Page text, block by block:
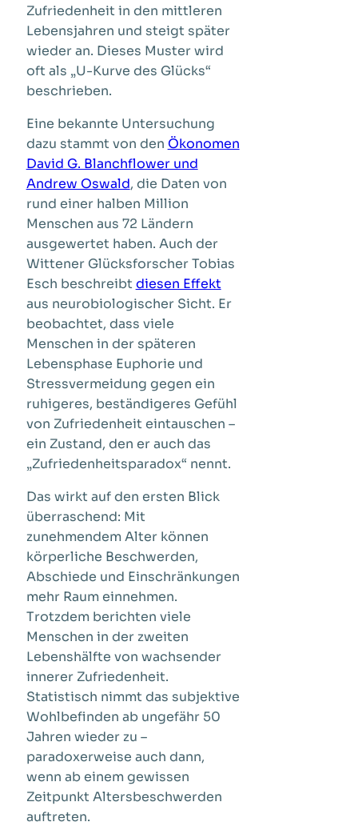
Zufriedenheit in den mittleren
Lebensjahren und steigt später
wieder an. Dieses Muster wird
oft als „U-Kurve des Glücks“
beschrieben.
Eine bekannte Untersuchung
dazu stammt von den Ökonomen
David G. Blanchflower und
Andrew Oswald, die Daten von
rund einer halben Million
Menschen aus 72 Ländern
ausgewertet haben. Auch der
Wittener Glücksforscher Tobias
Esch beschreibt diesen Effekt
aus neurobiologischer Sicht. Er
beobachtet, dass viele
Menschen in der späteren
Lebensphase Euphorie und
Stressvermeidung gegen ein
ruhigeres, beständigeres Gefühl
von Zufriedenheit eintauschen –
ein Zustand, den er auch das
„Zufriedenheitsparadox“ nennt.
Das wirkt auf den ersten Blick
überraschend: Mit
zunehmendem Alter können
körperliche Beschwerden,
Abschiede und Einschränkungen
mehr Raum einnehmen.
Trotzdem berichten viele
Menschen in der zweiten
Lebenshälfte von wachsender
innerer Zufriedenheit.
Statistisch nimmt das subjektive
Wohlbefinden ab ungefähr 50
Jahren wieder zu –
paradoxerweise auch dann,
wenn ab einem gewissen
Zeitpunkt Altersbeschwerden
auftreten.